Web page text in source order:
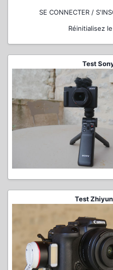
SE CONNECTER /
Réinitialisez
Test
Test